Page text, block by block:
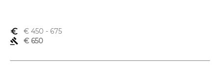
euro_symbol € 450 - 675
gavel
€ 650